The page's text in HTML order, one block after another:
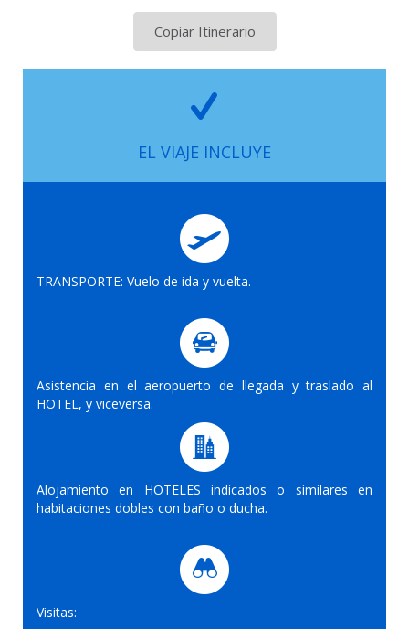
Copiar Itinerario
EL VIAJE INCLUYE
TRANSPORTE: Vuelo de ida y vuelta.
Asistencia en el aeropuerto de llegada y traslado al
HOTEL, y viceversa.
Alojamiento en HOTELES indicados o similares en
habitaciones dobles con baño o ducha.
Visitas: